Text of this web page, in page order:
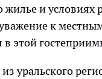
жилье и
к
этой
уральского